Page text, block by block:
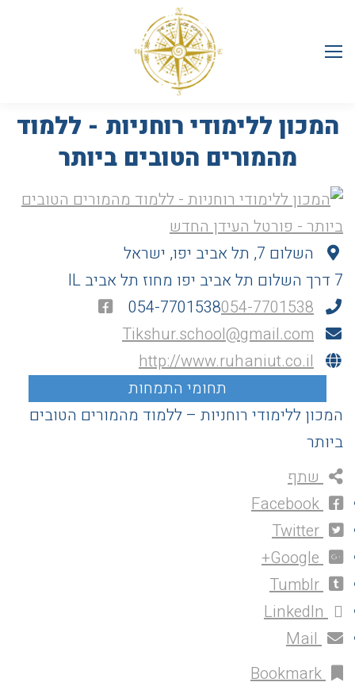
המכון ללימודי רוחניות - ללמוד
מהמורים הטובים ביותר
השלום 7, תל אביב יפו, ישראל
7 דרך השלום
תל אביב יפו מחוז תל אביב IL
054-7701538054-7701538
Tikshur.school@gmail.com
http://www.ruhaniut.co.il
המכון ללימודי רוחניות – ללמוד מהמורים הטובים
ביותר
שתף
Facebook
Twitter
Google+
Tumblr
LinkedIn
Mail
Bookmark